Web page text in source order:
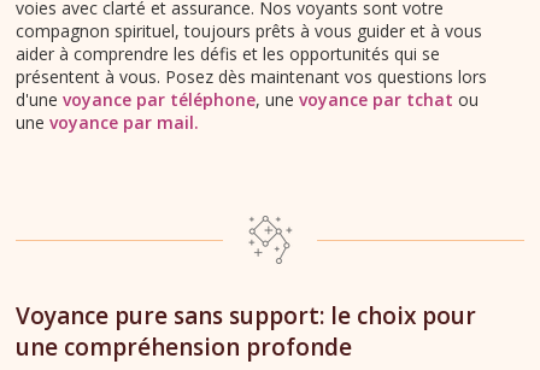
voies avec clarté et assurance. Nos voyants sont votre
compagnon spirituel, toujours prêts à vous guider et à vous
aider à comprendre les défis et les opportunités qui se
présentent à vous. Posez dès maintenant vos questions lors
d'unevoyance par téléphone, unevoyance par tchat ou
unevoyance par mail.
Voyance pure sans support: le choix pour
une compréhension profonde